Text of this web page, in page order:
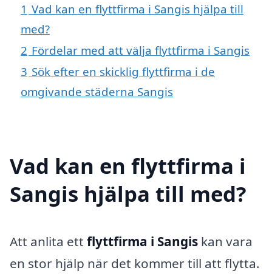
1 Vad kan en flyttfirma i Sangis hjälpa till
med?
2 Fördelar med att välja flyttfirma i Sangis
3 Sök efter en skicklig flyttfirma i de
omgivande städerna Sangis
Vad kan en flyttfirma i
Sangis hjälpa till med?
Att anlita ett flyttfirma i Sangis kan vara
en stor hjälp när det kommer till att flytta.